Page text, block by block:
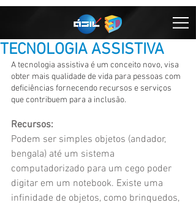
TECNOLOGIA ASSISTIVA
A tecnologia assistiva é um conceito novo, visa
obter mais qualidade de vida para pessoas com
deficiências fornecendo recursos e serviços
que contribuem para a inclusão.
Recursos:
Podem ser simples objetos (andador,
bengala) até um sistema
computadorizado para um cego poder
digitar em um notebook. Existe uma
infinidade de objetos, como brinquedos,